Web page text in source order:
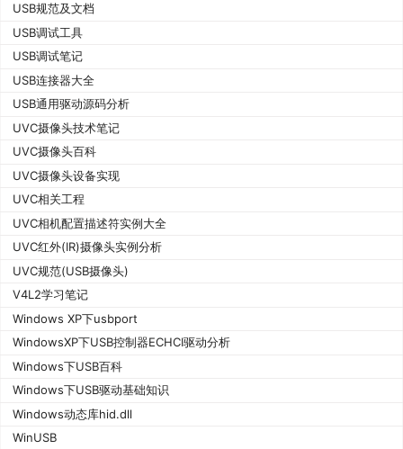
USB规范及文档
USB调试工具
USB调试笔记
USB连接器大全
USB通用驱动源码分析
UVC摄像头技术笔记
UVC摄像头百科
UVC摄像头设备实现
UVC相关工程
UVC相机配置描述符实例大全
UVC红外(IR)摄像头实例分析
UVC规范(USB摄像头)
V4L2学习笔记
Windows XP下usbport
WindowsXP下USB控制器ECHCI驱动分析
Windows下USB百科
Windows下USB驱动基础知识
Windows动态库hid.dll
WinUSB